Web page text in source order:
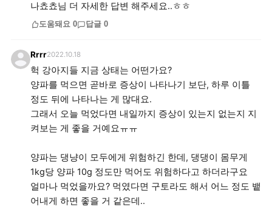
나쵸쵸님 더 자세한 답변 해주세요..ㅎㅎ
도움돼요 0 답글 0
Rrrr2022.10.18
헉 강아지들 지금 상태는 어떤가요?
양파를 먹으면 곧바로 증상이 나타나기 보단, 하루 이틀
정도 뒤에 나타나는 게 많대요.
그래서 오늘 먹었다면 내일까지 증상이 있는지 없는지 지
켜보는 게 좋을 거예요ㅠㅠ
양파는 댕냥이 모두에게 위험하긴 한데, 댕댕이 몸무게
1kg당 양파 10g 정도만 먹어도 위험하다고 하더라구요
얼마나 먹었을까요? 먹였다면 구토라도 해서 어느 정도 뱉
어내게 하면 좋을 거 같은데..